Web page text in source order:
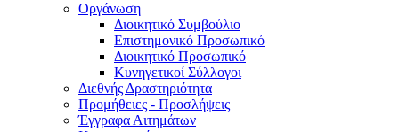
Οργάνωση
Διοικητικό Συμβούλιο
Επιστημονικό Προσωπικό
Διοικητικό Προσωπικό
Κυνηγετικοί Σύλλογοι
Διεθνής Δραστηριότητα
Προμήθειες - Προσλήψεις
Έγγραφα Αιτημάτων